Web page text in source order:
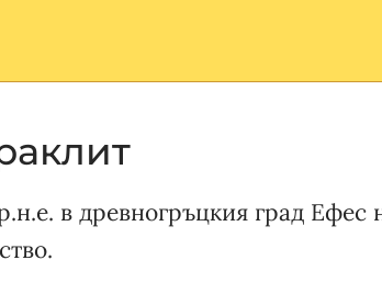
в древногръцкия град